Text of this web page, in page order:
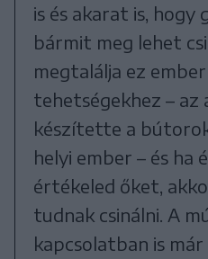
is és akarat is, hogy
bármit meg lehet
megtalálja ez
tehetségekhez – az
készítette a
helyi ember – és ha
értékeled őket,
tudnak csinálni. A
kapcsolatban is